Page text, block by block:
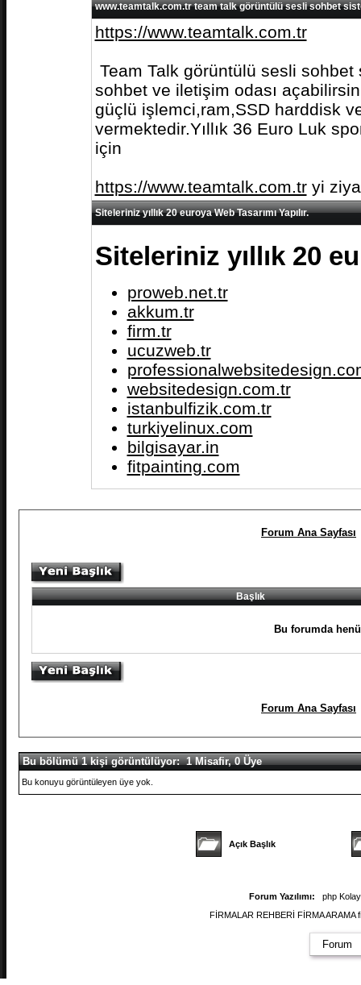
www.teamtalk.com.tr team talk görüntülü sesli sohbet
https://www.teamtalk.com.tr
Team Talk görüntülü sesli
sohbet ve iletişim odası
güçlü işlemci,ram,SSD harddisk
vermektedir.Yıllık 36 Euro Luk
için
https://www.teamtalk.com.tryi
Siteleriniz yıllık 20 euroya Web Tasarımı Yapılır.
Siteleriniz yıllık 20
proweb.net.tr
akkum.tr
firm.tr
ucuzweb.tr
websitedesign.com.tr
istanbulfizik.com.tr
turkiyelinux.com
bilgisayar.in
fitpainting.com
Forum Ana Sayfası
Başlık
Bu forumda
Forum Ana Sayfası
Bu bölümü 1 kişi görüntülüyor: 1 Misafir, 0 Üye
Bu konuyu görüntüleyen üye yok.
Açık Başlık
Forum Yazılımı:
php
FİRMALAR REHBERİ FİRMA
Forum